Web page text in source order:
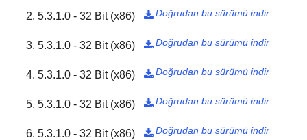
5.3.1.0 - 32 Bit (x86) Doğrudan bu sürümü indir

5.3.1.0 - 32 Bit (x86) Doğrudan bu sürümü indir

5.3.1.0 - 32 Bit (x86) Doğrudan bu sürümü indir

5.3.1.0 - 32 Bit (x86) Doğrudan bu sürümü indir

5.3.1.0 - 32 Bit (x86) Doğrudan bu sürümü indir
